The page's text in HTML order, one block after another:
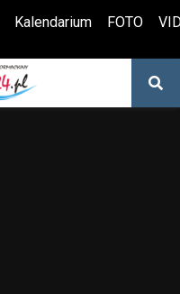
Kalendarium FOTO